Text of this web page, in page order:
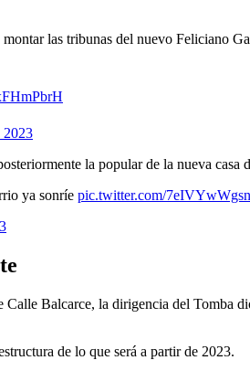
montar las tribunas del nuevo Feliciano
2023
la popular de la nueva casa
ya sonríe pic.twitter.com/7eIVYwWgsn
Balcarce, la dirigencia del Tomba
de lo que será a partir de 2023.